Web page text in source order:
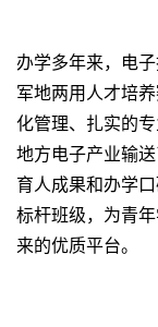
办学多年来，电
军地两用人才培
化管理、扎实的
地方电子产业输
育人成果和办学
标杆班级，为青
来的优质平台。